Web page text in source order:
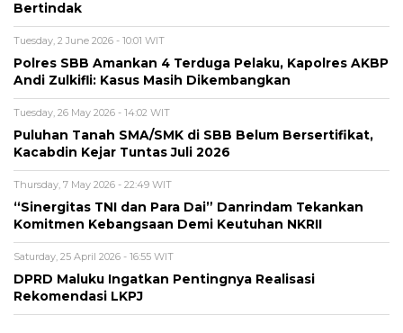
Bertindak
Tuesday, 2 June 2026 - 10:01 WIT
Polres SBB Amankan 4 Terduga Pelaku, Kapolres AKBP
Andi Zulkifli: Kasus Masih Dikembangkan
Tuesday, 26 May 2026 - 14:02 WIT
Puluhan Tanah SMA/SMK di SBB Belum Bersertifikat,
Kacabdin Kejar Tuntas Juli 2026
Thursday, 7 May 2026 - 22:49 WIT
“Sinergitas TNI dan Para Dai” Danrindam Tekankan
Komitmen Kebangsaan Demi Keutuhan NKRII ‎
Saturday, 25 April 2026 - 16:55 WIT
DPRD Maluku Ingatkan Pentingnya Realisasi
Rekomendasi LKPJ